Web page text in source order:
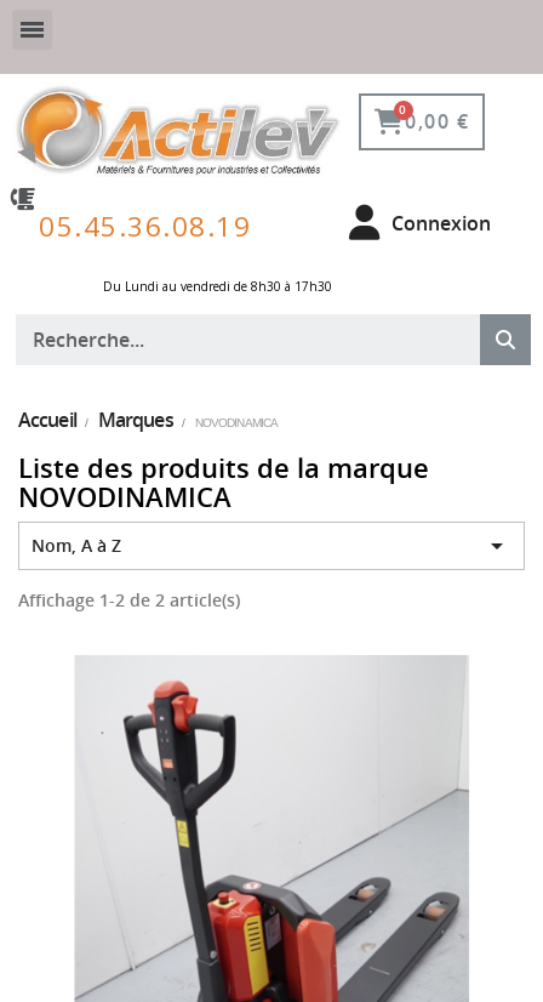
0,00 €
05.45.36.08.19 Connexion
Du Lundi au vendredi de 8h30 à 17h30 ​
Accueil Marques NOVODINAMICA
Liste des produits de la marque
NOVODINAMICA
Nom, A à Z 
Affichage 1-2 de 2 article(s)